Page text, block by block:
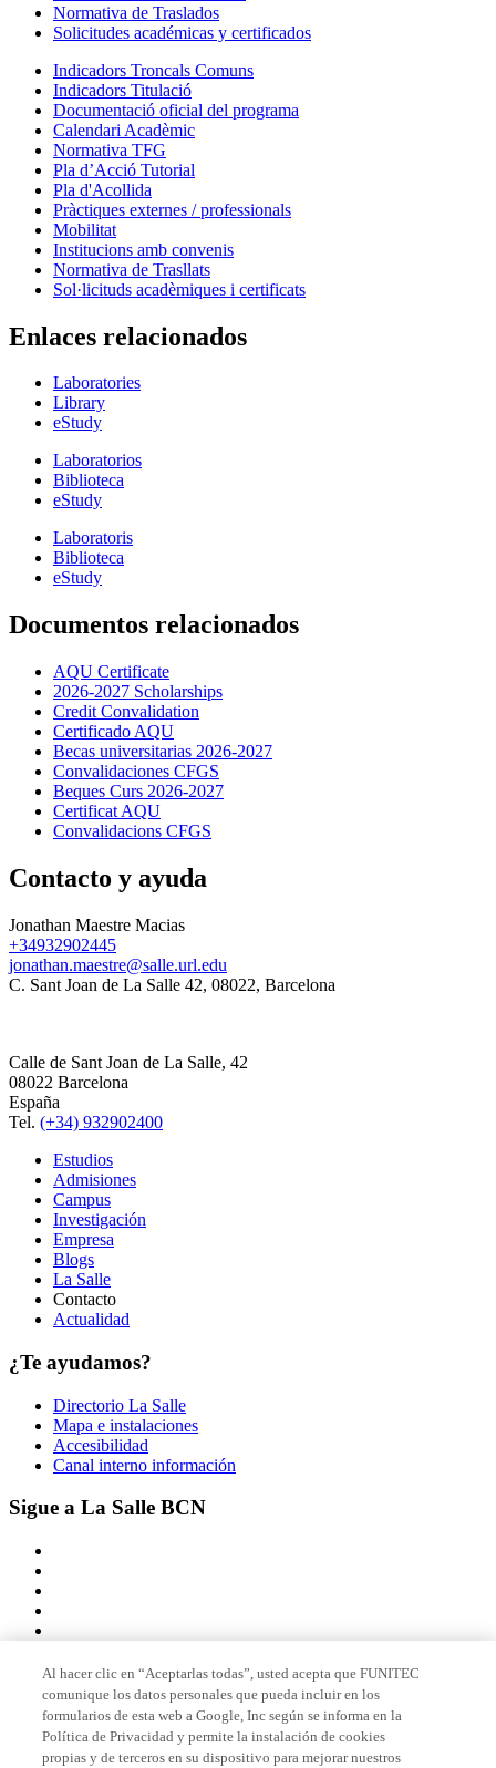
Normativa de Traslados
Solicitudes académicas y certificados
Indicadors Troncals Comuns
Indicadors Titulació
Documentació oficial del programa
Calendari Acadèmic
Normativa TFG
Pla d’Acció Tutorial
Pla d'Acollida
Pràctiques externes / professionals
Mobilitat
Institucions amb convenis
Normativa de Trasllats
Sol·licituds acadèmiques i certificats
Enlaces relacionados
Laboratories
Library
eStudy
Laboratorios
Biblioteca
eStudy
Laboratoris
Biblioteca
eStudy
Documentos relacionados
AQU Certificate
2026-2027 Scholarships
Credit Convalidation
Certificado AQU
Becas universitarias 2026-2027
Convalidaciones CFGS
Beques Curs 2026-2027
Certificat AQU
Convalidacions CFGS
Contacto y ayuda
Jonathan Maestre Macias
+34932902445
jonathan.maestre@salle.url.edu
C. Sant Joan de La Salle 42, 08022, Barcelona
Calle de Sant Joan de La Salle, 42
08022 Barcelona
España
Tel. (+34) 932902400
Estudios
Admisiones
Campus
Investigación
Empresa
Blogs
La Salle
Contacto
Actualidad
¿Te ayudamos?
Directorio La Salle
Mapa e instalaciones
Accesibilidad
Canal interno información
Sigue a La Salle BCN
Miembro de
Al hacer clic en “Aceptarlas todas”, usted acepta que FUNITEC
comunique los datos personales que pueda incluir en los
formularios de esta web a Google, Inc según se informa en la
Política de Privacidad y permite la instalación de cookies
propias y de terceros en su dispositivo para mejorar nuestros